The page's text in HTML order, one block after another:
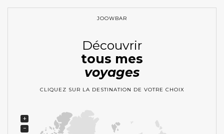
JOOWBAR
Découvrir
tous mes
voyages
CLIQUEZ SUR LA DESTINATION DE VOTRE CHOIX
+
−